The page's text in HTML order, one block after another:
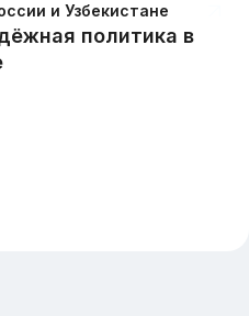
и Узбекистане